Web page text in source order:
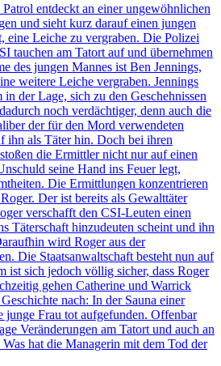
entdeckt an einer ungewöhnlichen
und sieht kurz darauf einen jungen
eine Leiche zu vergraben. Die Polizei
tauchen am Tatort auf und übernehmen
des jungen Mannes ist Ben Jennings,
weitere Leiche vergraben. Jennings
der Lage, sich zu den Geschehnissen
noch verdächtiger, denn auch die
der für den Mord verwendeten
ihn als Täter hin. Doch bei ihren
die Ermittler nicht nur auf einen
seine Hand ins Feuer legt,
Die Ermittlungen konzentrieren
Der ist bereits als Gewalttäter
verschafft den CSI-Leuten einen
Täterschaft hinzudeuten scheint und ihn
wird Roger aus der
Die Staatsanwaltschaft besteht nun auf
ist sich jedoch völlig sicher, dass Roger
gehen Catherine und Warrick
nach: In der Sauna einer
junge Frau tot aufgefunden. Offenbar
Veränderungen am Tatort und auch an
hat die Managerin mit dem Tod der